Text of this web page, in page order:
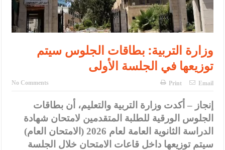
على شراكة فاعلة مع الإعلام
دعوة المكلفين بخدمة العلم (الدفعة الثالثة) إلى مراجعة منصة خدمة
العلم
الملك يلتقي مجموعة من رفاق السلاح
الملك يتلقى اتصالا هاتفيا من العاهل البحريني
القاضي محمود أحمد فريحات.. مبارك ومزيدا من التوفيق
وزارة التربية: بطاقات الجلوس سيتم
توزيعها في الجلسة الأولى
No Comments Print Email
إنجاز – أكدت وزارة التربية والتعليم، أن بطاقات
الجلوس الورقية للطلبة المتقدمين لامتحان شهادة
الدراسة الثانوية العامة لعام 2026 (الامتحان العام)
سيتم توزيعها داخل قاعات الامتحان خلال الجلسة